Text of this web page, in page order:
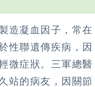
造凝血因子，常在
性聯遺傳疾病，因
微症狀。三軍總醫
站的病友，因關節